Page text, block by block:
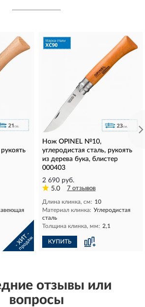
- ХИТ -
продаж
Нож OPINEL №10,
углеродистая сталь, рукоять
из дерева бука, блистер
000403
2 690 руб.
5.0
7 отзывов
Длина клинка, см: 10
Материал клинка: Углеродистая
сталь
Толщина клинка, мм: 2,1
КУПИТЬ
отзывы или
вопросы